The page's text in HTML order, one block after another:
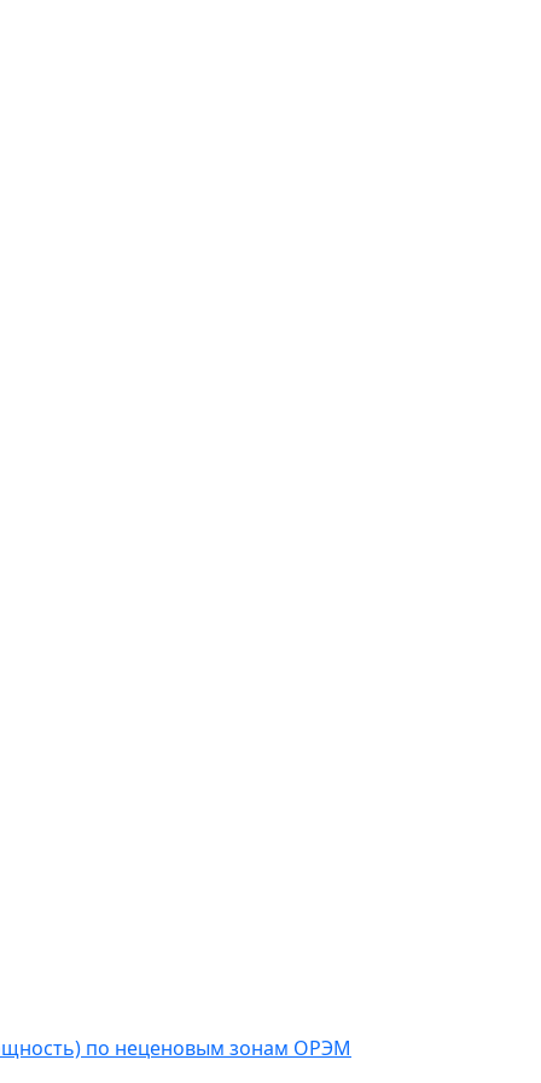
по неценовым зонам ОРЭМ